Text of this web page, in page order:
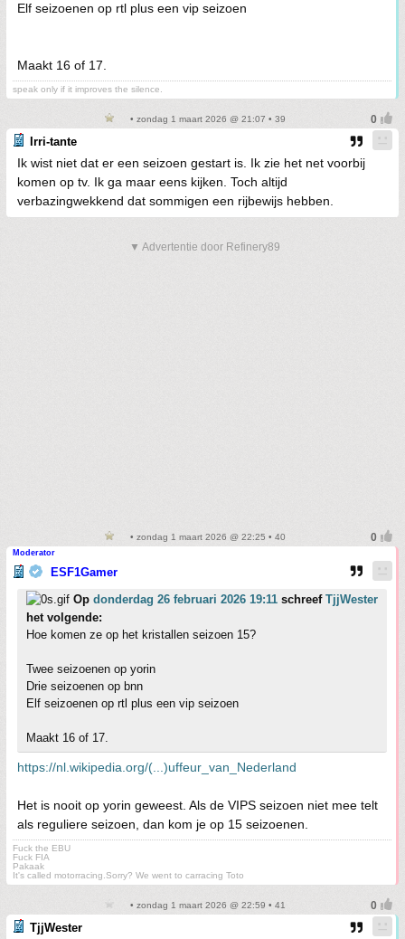
Elf seizoenen op rtl plus een vip seizoen
Maakt 16 of 17.
speak only if it improves the silence.
• zondag 1 maart 2026 @ 21:07 • 39
Irri-tante
Ik wist niet dat er een seizoen gestart is. Ik zie het net voorbij
komen op tv. Ik ga maar eens kijken. Toch altijd
verbazingwekkend dat sommigen een rijbewijs hebben.
▼ Advertentie door Refinery89
• zondag 1 maart 2026 @ 22:25 • 40
Moderator
ESF1Gamer
Op donderdag 26 februari 2026 19:11 schreef TjjWester
het volgende:
Hoe komen ze op het kristallen seizoen 15?
Twee seizoenen op yorin
Drie seizoenen op bnn
Elf seizoenen op rtl plus een vip seizoen
Maakt 16 of 17.
https://nl.wikipedia.org/(...)uffeur_van_Nederland
Het is nooit op yorin geweest. Als de VIPS seizoen niet mee telt
als reguliere seizoen, dan kom je op 15 seizoenen.
Fuck the EBU
Fuck FIA
Pakaak
It's called motorracing.Sorry? We went to carracing Toto
• zondag 1 maart 2026 @ 22:59 • 41
TjjWester